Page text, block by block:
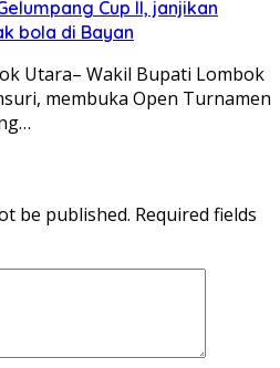
Cup II, janjikan
bola di Bayan
Utara– Wakil Bupati Lombok
membuka Open Turnamen
be published. Required fields